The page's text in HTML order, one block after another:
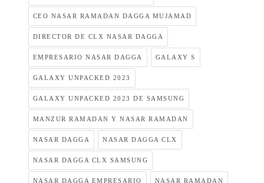
CEO NASAR RAMADAN DAGGA MUJAMAD
DIRECTOR DE CLX NASAR DAGGA
EMPRESARIO NASAR DAGGA GALAXY S
GALAXY UNPACKED 2023
GALAXY UNPACKED 2023 DE SAMSUNG
MANZUR RAMADAN Y NASAR RAMADAN
NASAR DAGGA NASAR DAGGA CLX
NASAR DAGGA CLX SAMSUNG
NASAR DAGGA EMPRESARIO NASAR RAMADAN